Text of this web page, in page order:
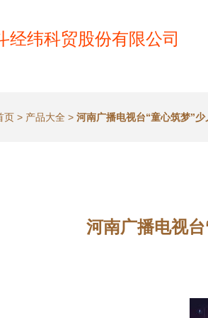
经纬科贸股份有限公司
页 > 产品大全 > 河南广播电视台“童心筑梦”
河南广播电视